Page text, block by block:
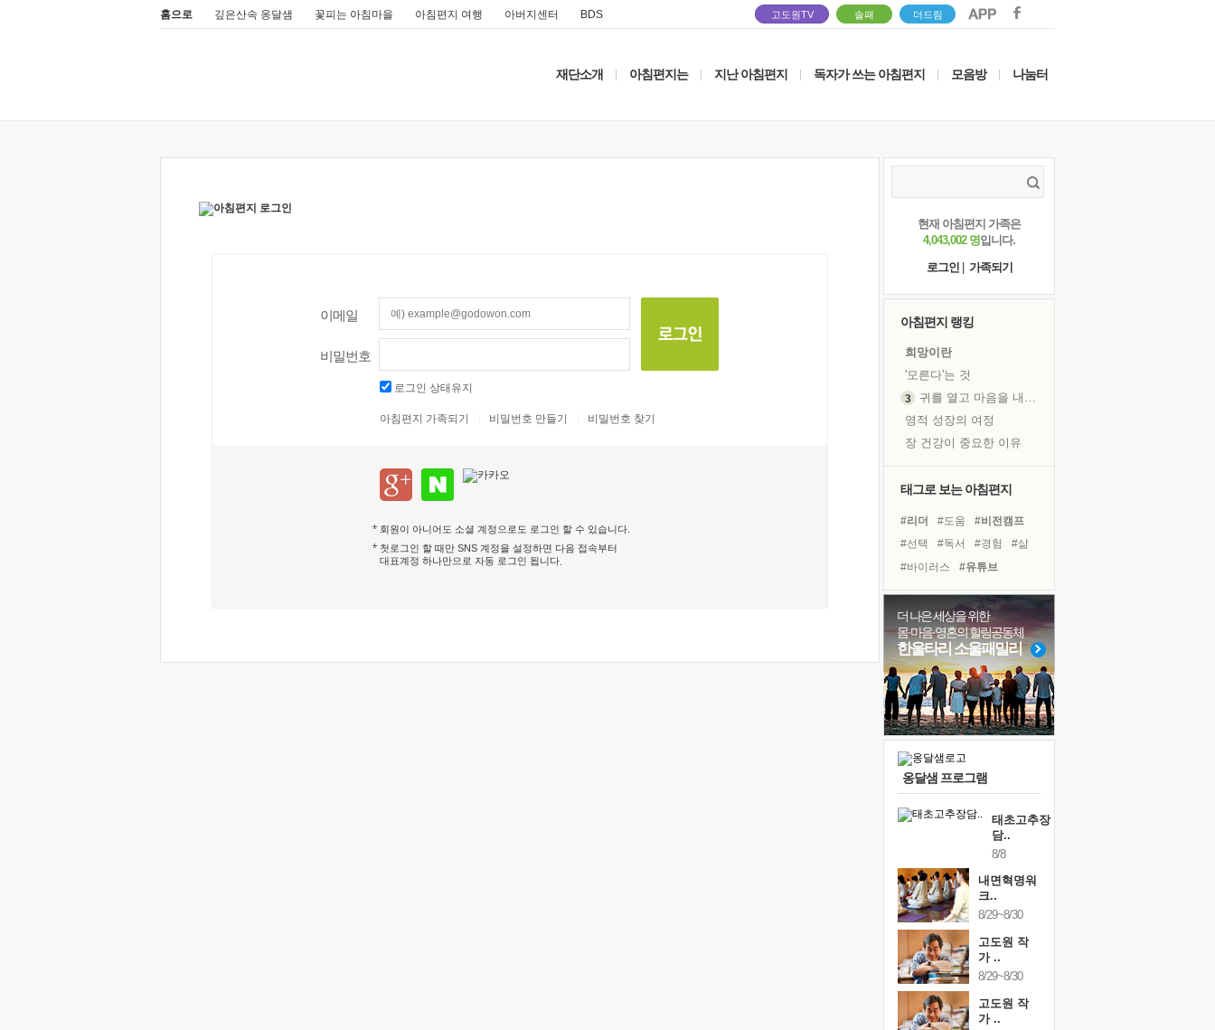
홈으로 깊은산속 옹달샘 꽃피는 아침마을 아침편지 여행 아버지센터 BDS 고도원TV 솔패 더드림
재단소개 아침편지는 지난 아침편지 독자가 쓰는 아침편지 모음방 나눔터
이메일
비밀번호
로그인 상태유지
아침편지 가족되기 비밀번호 만들기 비밀번호 찾기
회원이 아니어도 소셜 계정으로도 로그인 할 수 있습니다.
첫로그인 할 때만 SNS 계정을 설정하면 다음 접속부터
대표계정 하나만으로 자동 로그인 됩니다
현재 아침편지 가족은
4,043,002 명입니다.
로그인
가족되기
아침편지 랭킹
희망이란
'모른다'는 것
귀를 열고 마음을 내어주고
영적 성장의 여정
장 건강이 중요한 이유
꿈이 실제가 되는 것
'말 타는 법'을 먼저
졸업식 사진을 보며
아픈 아버지를 위한 공간 설계
극심한 변비, 어깨결림, 수면 장애
보고 싶은 어머니
유년 시절의 부산 영도 바다
못된 꼰대들
거울 속의 나
태그로 보는 아침편지
#리더 #도움
#비전캠프
#선택
#독서 #경험
#삶
#바이러스
#유튜브
#희망
#링컨학교
#계획
#위기
#건강
#극복
#친구
#사람
#독서캠프
#나눔
#명상 #다짐
더 나은 세상을 위한
몸·마음·영혼의 힐링공동체
한울타리 소울패밀리
옹달샘 프로그램
태초고추장
담..
8/8
내면혁명워
크..
8/29~8/30
고도원 작
가 ..
8/29~8/30
고도원 작
가 ..